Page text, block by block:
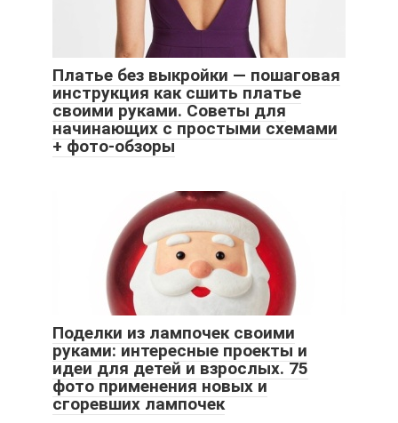
Платье без выкройки — пошаговая
инструкция как сшить платье
своими руками. Советы для
начинающих с простыми схемами
+ фото-обзоры
Поделки из лампочек своими
руками: интересные проекты и
идеи для детей и взрослых. 75
фото применения новых и
сгоревших лампочек